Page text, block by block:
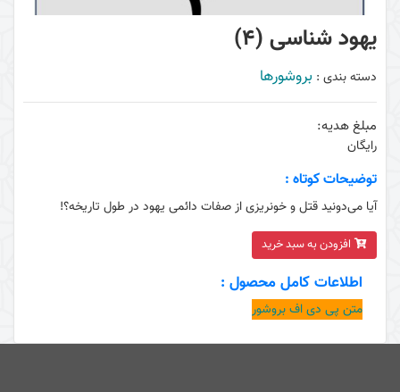
یهود شناسی (4)
دسته بندی : بروشورها
مبلغ هدیه:
رایگان
توضیحات کوتاه :
آیا می‌دونید قتل و خونریزی از صفات دائمی یهود در طول تاریخه؟!
افزودن به سبد خرید
اطلاعات کامل محصول :
متن پی دی اف بروشور